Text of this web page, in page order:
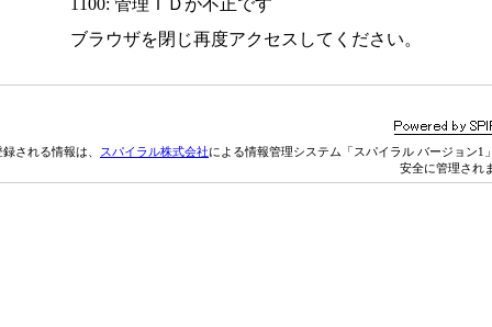
1100: 管理ＩＤが不正です
ブラウザを閉じ再度アクセスしてください。
される情報は、 スパイラル株式会社による情報管理システム「スパイラル バージョン1
安全に管理され